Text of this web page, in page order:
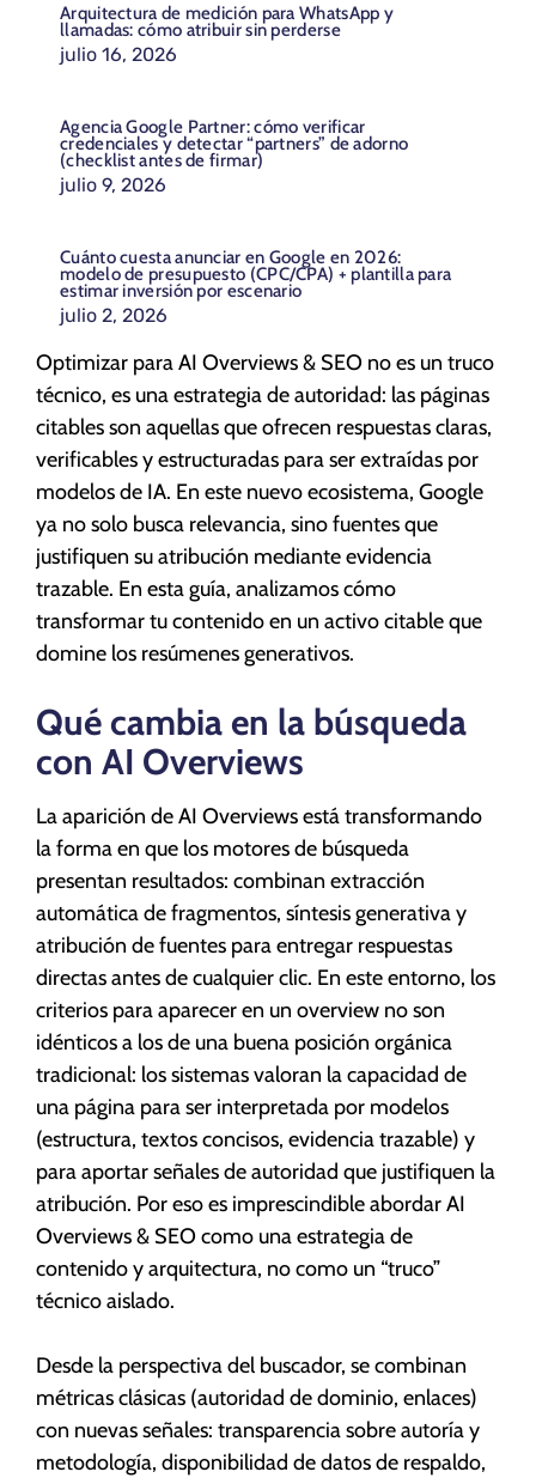
Optimizar para AI Overviews & SEO no es un truco
técnico, es una estrategia de autoridad: las páginas
citables son aquellas que ofrecen respuestas claras,
verificables y estructuradas para ser extraídas por
modelos de IA. En este nuevo ecosistema, Google
ya no solo busca relevancia, sino fuentes que
justifiquen su atribución mediante evidencia
trazable. En esta guía, analizamos cómo
transformar tu contenido en un activo citable que
domine los resúmenes generativos.
Qué cambia en la búsqueda
con AI Overviews
La aparición de AI Overviews está transformando
la forma en que los motores de búsqueda
presentan resultados: combinan extracción
automática de fragmentos, síntesis generativa y
atribución de fuentes para entregar respuestas
directas antes de cualquier clic. En este entorno, los
criterios para aparecer en un overview no son
idénticos a los de una buena posición orgánica
tradicional: los sistemas valoran la capacidad de
una página para ser interpretada por modelos
(estructura, textos concisos, evidencia trazable) y
para aportar señales de autoridad que justifiquen la
atribución. Por eso es imprescindible abordar AI
Overviews & SEO como una estrategia de
contenido y arquitectura, no como un “truco”
técnico aislado.
Desde la perspectiva del buscador, se combinan
métricas clásicas (autoridad de dominio, enlaces)
con nuevas señales: transparencia sobre autoría y
metodología, disponibilidad de datos de respaldo,
Arquitectura de medición para WhatsApp y
llamadas: cómo atribuir sin perderse
julio 16, 2026
Agencia Google Partner: cómo verificar
credenciales y detectar “partners” de adorno
(checklist antes de firmar)
julio 9, 2026
Cuánto cuesta anunciar en Google en 2026:
modelo de presupuesto (CPC/CPA) + plantilla para
estimar inversión por escenario
julio 2, 2026